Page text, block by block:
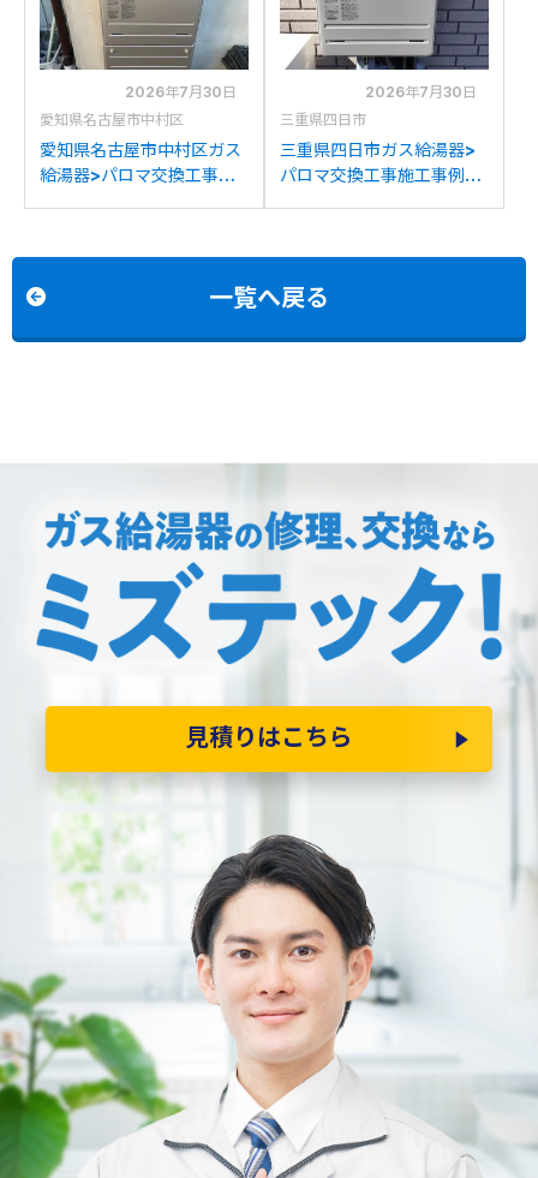
2026年7月30日
愛知県名古屋市中村区
愛知県名古屋市中村区ガス
給湯器>パロマ交換工事施
2026年7月30日
三重県四日市
三重県四日市ガス給湯器>
パロマ交換工事施工事例：
一覧へ戻る
見積りはこちら